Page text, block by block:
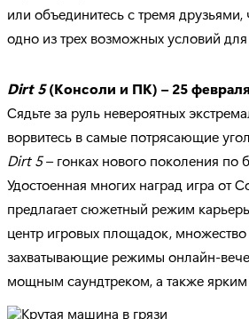
или объединитесь с тремя
одно из трех возможных условий
Dirt 5(Консоли и ПК) – 25 февраля
Сядьте за руль невероятных
ворвитесь в самые потрясающие
Dirt 5– гонках нового поколения по
Удостоенная многих наград игра от
предлагает сюжетный режим
центр игровых площадок, множество
захватывающие режимы онлайн-
мощным саундтреком, а также